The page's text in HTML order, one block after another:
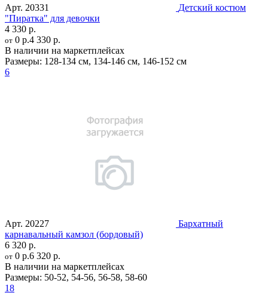
Арт. 20331
Детский костюм
"Пиратка" для девочки
4 330 р.
от 0 р.4 330 р.
В наличии на маркетплейсах
Размеры: 128-134 см, 134-146 см, 146-152 см
6
Арт. 20227
Бархатный
карнавальный камзол (бордовый)
6 320 р.
от 0 р.6 320 р.
В наличии на маркетплейсах
Размеры: 50-52, 54-56, 56-58, 58-60
18